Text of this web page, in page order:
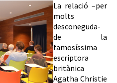
La relació –per
molts
desconeguda-
de la
famosíssima
escriptora
britànica
Agatha Christie